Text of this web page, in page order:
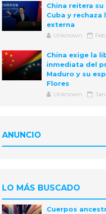
China reitera su
Cuba y rechaza
externa
Unknown
China exige la
inmediata del
Maduro y su
Flores
Unknown
ANUNCIO
LO MÁS BUSCADO
Cuerpos